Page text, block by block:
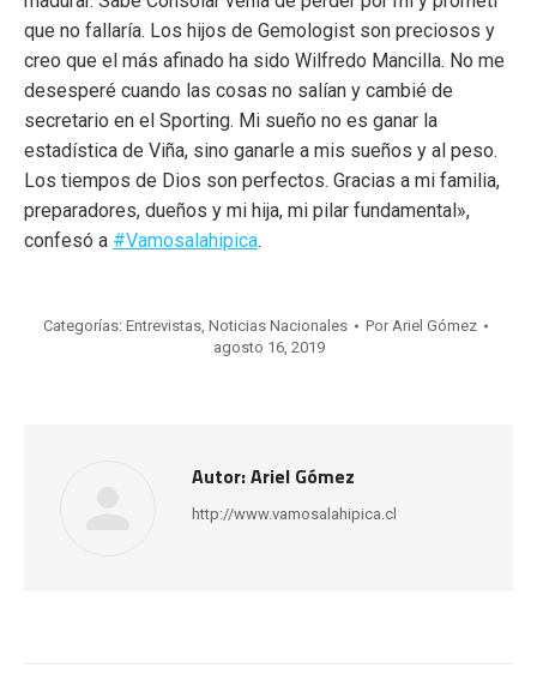
que no fallaría. Los hijos de Gemologist son preciosos y
creo que el más afinado ha sido Wilfredo Mancilla. No me
desesperé cuando las cosas no salían y cambié de
secretario en el Sporting. Mi sueño no es ganar la
estadística de Viña, sino ganarle a mis sueños y al peso.
Los tiempos de Dios son perfectos. Gracias a mi familia,
preparadores, dueños y mi hija, mi pilar fundamental»,
confesó a #Vamosalahipica.
Categorías: Entrevistas, Noticias Nacionales PorAriel Gómez
agosto 16, 2019
Autor:Ariel Gómez
http://www.vamosalahipica.cl